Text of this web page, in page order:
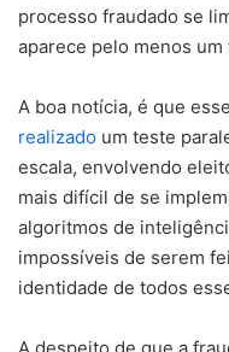
processo fraudado se
aparece pelo menos
A boa notícia, é que
realizado um teste
escala, envolvendo
mais difícil de se
algoritmos de
impossíveis de serem
identidade de todos